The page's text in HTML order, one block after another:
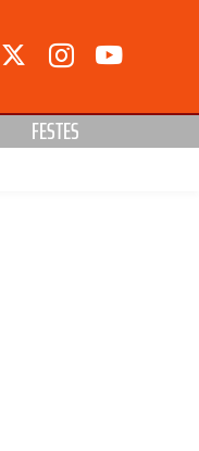
FESTES